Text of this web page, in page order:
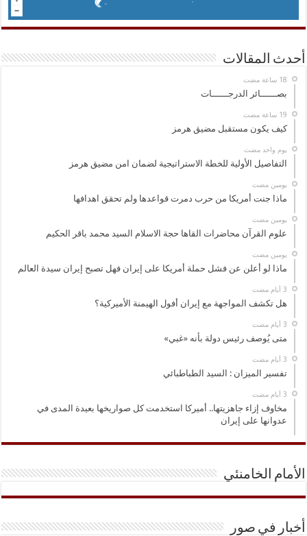
أحدث المقالات
بصــــــائر الدرجــــــات
كيف يكون مستقبل مضيق هرمز
‏يوم واحد مضت
التفاصيل الأولية للخطة الاستراتيجية لضمان امن مضيق هرمز
‏يومين مضت
ماذا جنت أمريكا من حرب دمرت قواعدها ولم تحقق اهدافها
‏يومين مضت
علوم القرآن محاضرات القاها حجة الاسلام السيد محمد باقر الحكيم
‏يومين مضت
ماذا لو أعلن عن فشل حملة أمريكا على إيران فهل تصبح إيران سيدة العالم
هل تكشف المواجهة مع إيران أفول الهيمنة الأميركية؟
متى يُوصف رئيس دولة بأنه «غبي»
تفسير الميزان : السيد الطباطبائي
مخاوف إزاء جاهزيتها.. أميركا استخدمت كل صواريخها بعيدة المدى في
عدوانها على إيران
الأمام الخامنئي
أخبار في صور